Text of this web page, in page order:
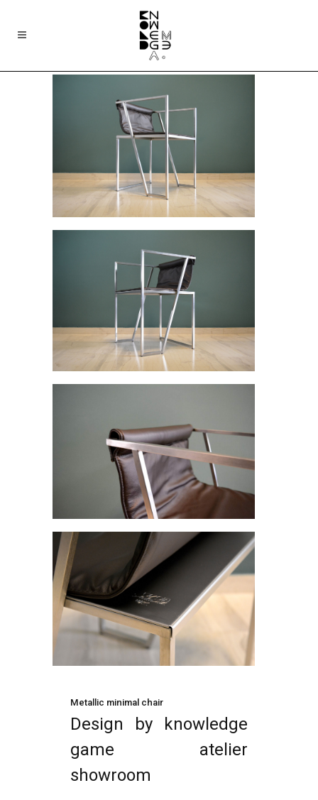
Metallic minimal chair
Design by knowledge
game atelier
showroom